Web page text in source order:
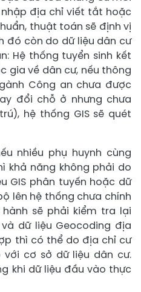
nhập địa chỉ viết tắt hoặc
thuật toán sẽ định vị
đó còn do dữ liệu dân cư
Hệ thống tuyển sinh kết
gia về dân cư, nếu thông
Công an chưa được
đổi chỗ ở nhưng chưa
hệ thống GIS sẽ quét
nhiều phụ huynh cùng
khả năng không phải do
GIS phân tuyến hoặc dữ
lên hệ thống chưa chính
sẽ phải kiểm tra lại
dữ liệu Geocoding địa
thì có thể do địa chỉ cư
cơ sở dữ liệu dân cư.
khi dữ liệu đầu vào thực